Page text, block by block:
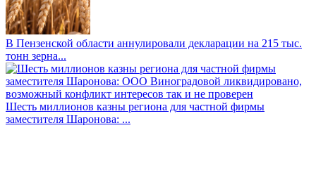
В Пензенской области аннулировали декларации на 215 тыс.
тонн зерна...
Шесть миллионов казны региона для частной фирмы
заместителя Шаронова: ...